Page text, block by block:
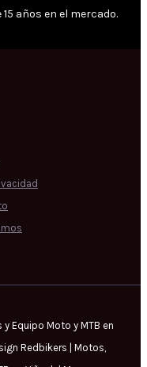
años en el mercado.
Equipo Moto y MTB en
Redbikers | Motos,